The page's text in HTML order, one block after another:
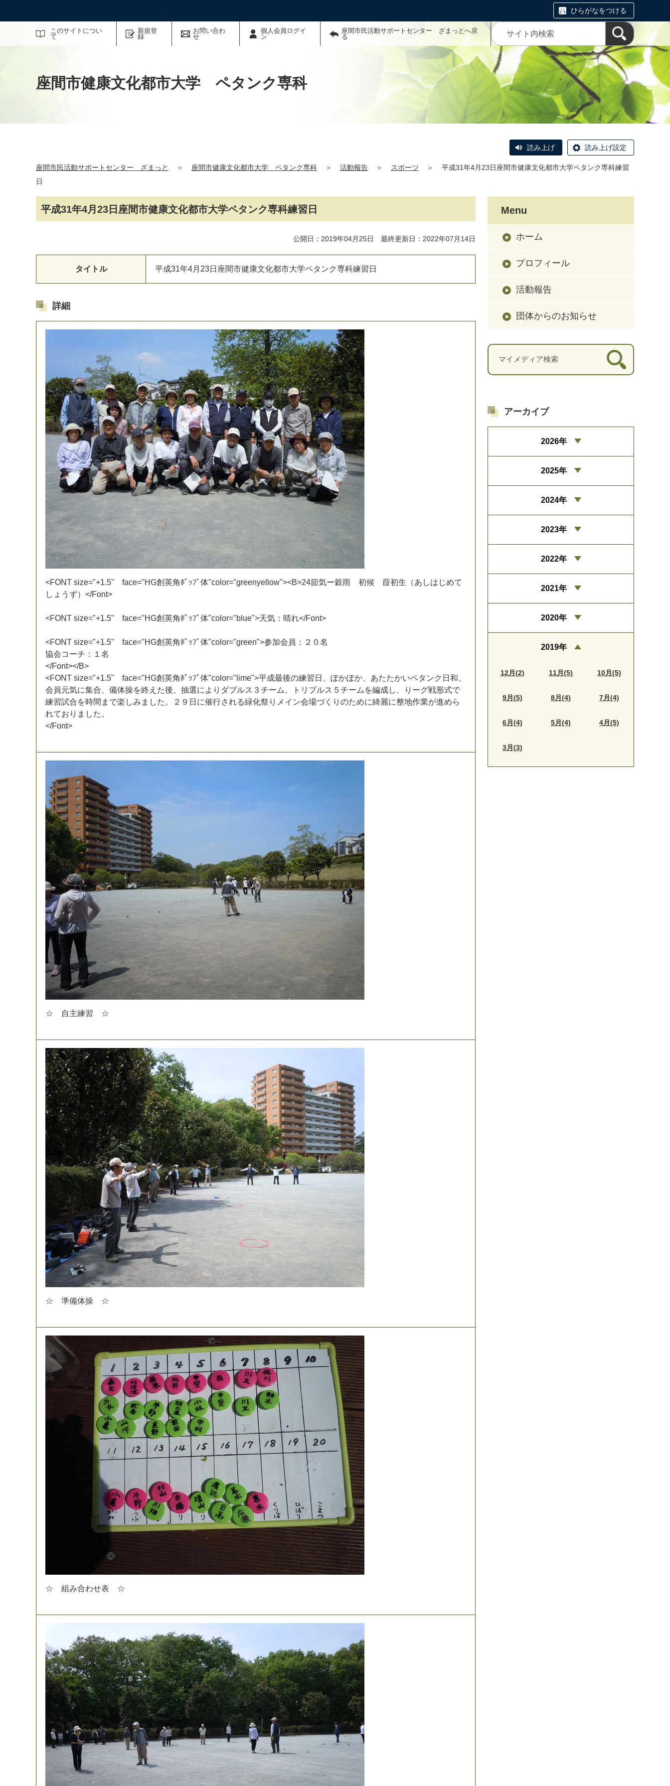
ひらがなをつける
このサイトについ
て
新規登
録
お問い合わ
せ
個人会員ログイ
ン
座間市民活動サポートセンター ざまっとへ戻
る
サイト内検索
座間市健康文化都市大学 ペタンク専科
読み上げ 読み上げ設定
座間市民活動サポートセンター ざまっと ＞ 座間市健康文化都市大学 ペタンク専科 ＞ 活動報告 ＞ スポーツ ＞
平成31年4月23日座間市健康文化都市大学ペタンク専科練習
日
平成31年4月23日座間市健康文化都市大学ペタンク専科練習日
公開日：2019年04月25日 最終更新日：2022年07月14日
タイトル 平成31年4月23日座間市健康文化都市大学ペタンク専科練習日
詳細
<FONT size="+1.5" face="HG創英角ﾎﾟ ｯﾌﾟ体"co or="greenye ow"><B>24節気ー穀雨 初候 葭初生 （あ しは じめて
し ょ う ず） </Font>
<FONT size="+1.5" face="HG創英角ﾎﾟ ｯﾌﾟ体"co or="b ue">天気 ： 晴れ</Font>
<FONT size="+1.5" face="HG創英角ﾎﾟ ｯﾌﾟ体"co or="green">参加会 員 ： ２ ０名
協会コ ーチ ： １ 名
</Font></B>
<FONT size="+1.5" face="HG創英角ﾎﾟ ｯﾌﾟ体"co or=" ime">平成最後の練習 日 ぽかぽか あたたかいペタ ンク 日 和
会 員元気に集合 備体操を終 え た後 抽選に よ り ダブルス ３ チー ム ト リ プルス ５ チー ム を編成し り ーグ戦形式で
練習試合を時間 ま で楽 しみ ま した 。 ２ ９ 日 に催行さ れる緑化祭 り メ イ ン会場づく り のために綺麗に整地作業が進めら
れてお り ま した 。
</Font>
☆ 自主練習 ☆
☆ 準備体操 ☆
☆ 組み合わせ表 ☆
Menu
ホーム
プロフィール
活動報告
団体からのお知らせ
アーカイブ
2026年
2025年
2024年
2023年
2022年
2021年
2020年
2019年
12月(2) 11月(5) 10月(5)
9月(5) 8月(4) 7月(4)
6月(4) 5月(4) 4月(5)
3月(3)